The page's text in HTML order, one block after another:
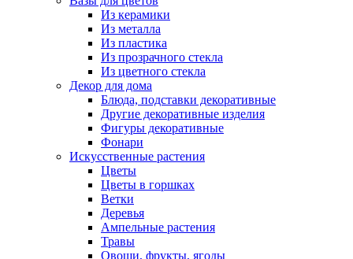
Из керамики
Из металла
Из пластика
Из прозрачного стекла
Из цветного стекла
Декор для дома
Блюда, подставки декоративные
Другие декоративные изделия
Фигуры декоративные
Фонари
Искусственные растения
Цветы
Цветы в горшках
Ветки
Деревья
Ампельные растения
Травы
Овощи, фрукты, ягоды